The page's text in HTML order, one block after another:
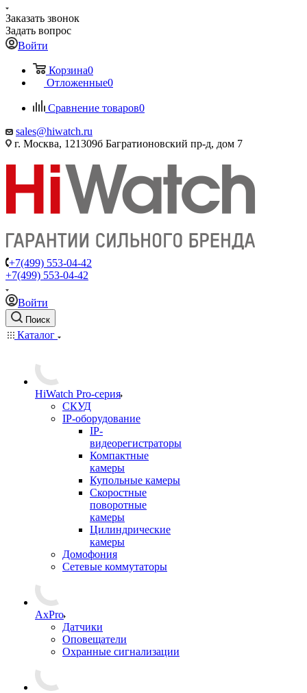
Заказать звонок
Задать вопрос
Войти
Корзина0
Отложенные0
Сравнение товаров0
sales@hiwatch.ru
г. Москва, 121309б Багратионовский пр-д, дом 7
+7(499) 553-04-42
+7(499) 553-04-42
Войти
Поиск
Каталог
HiWatch Pro-серия
CКУД
IP-оборудование
IP-
видеорегистраторы
Компактные
камеры
Купольные камеры
Скоростные
поворотные
камеры
Цилиндрические
камеры
Домофония
Сетевые коммутаторы
AxPro
Датчики
Оповещатели
Охранные сигнализации